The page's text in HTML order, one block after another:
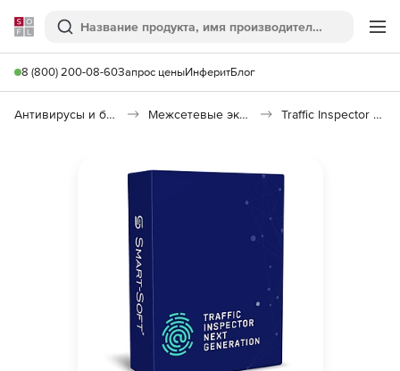
Softline
Поиск
8 (800) 200-08-60Запрос ценыИнферитБлог
Антивирусы и безопасность Межсетевые экраны Traffic Inspector Next Generation